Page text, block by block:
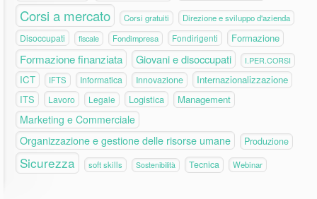
Corsi a mercato Corsi gratuiti Direzione e sviluppo d'azienda
Disoccupati fiscale Fondimpresa Fondirigenti Formazione
Formazione finanziata Giovani e disoccupati I.PER.CORSI
ICT IFTS Informatica Innovazione
Internazionalizzazione
ITS
Lavoro Legale Logistica Management
Marketing e Commerciale
Organizzazione e gestione delle risorse umane Produzione
Sicurezza soft skills Sostenibilità Tecnica Webinar